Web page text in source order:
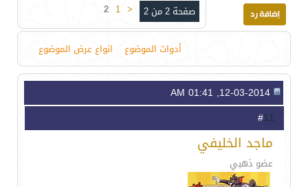
صفحة 2 من 2 <
1
2
أدوات الموضوع انواع عرض الموضوع
11
ماجد الخليفي
عضو ذهبي